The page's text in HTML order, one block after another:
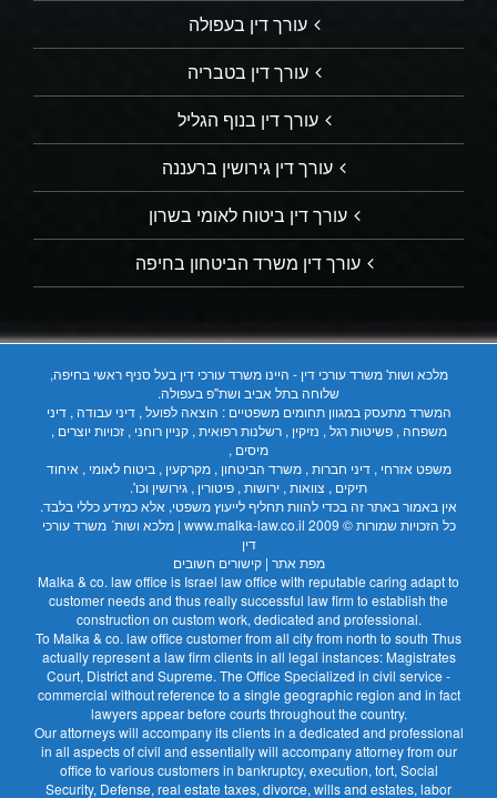
עורך דין בעפולה
עורך דין בטבריה
עורך דין בנוף הגליל
עורך דין גירושין ברעננה
עורך דין ביטוח לאומי בשרון
עורך דין משרד הביטחון בחיפה
מלכא ושות' משרד עורכי דין - היינו משרד עורכי דין בעל סניף ראשי בחיפה,
שלוחה בתל אביב ושת"פ בעפולה.
המשרד מתעסק במגוון תחומים משפטיים : הוצאה לפועל , דיני עבודה , דיני
משפחה , פשיטות רגל , נזיקין , רשלנות רפואית , קניין רוחני , זכויות יוצרים ,
מיסים ,
משפט אזרחי , דיני חברות , משרד הביטחון , מקרקעין , ביטוח לאומי , איחוד
תיקים , צוואות , ירושות , פיטורין , גירושין וכו'.
אין באמור באתר זה בכדי להוות תחליף לייעוץ משפטי, אלא כמידע כללי בלבד.
כל הזכויות שמורות © 2009
www.malka-law.co.il | מלכא ושות´ משרד עורכי
דין
מפת אתר |קישורים חשובים
Malka & co. law office is Israel law office with reputable caring adapt to
customer needs and thus really successful law firm to establish the
construction on custom work, dedicated and professional.
To Malka & co. law office customer from all city from north to south Thus
actually represent a law firm clients in all legal instances: Magistrates
Court, District and Supreme. The Office Specialized in civil service -
commercial without reference to a single geographic region and in fact
lawyers appear before courts throughout the country.
Our attorneys will accompany its clients in a dedicated and professional
in all aspects of civil and essentially will accompany attorney from our
office to various customers in bankruptcy, execution, tort, Social
Security, Defense, real estate taxes, divorce, wills and estates, labor